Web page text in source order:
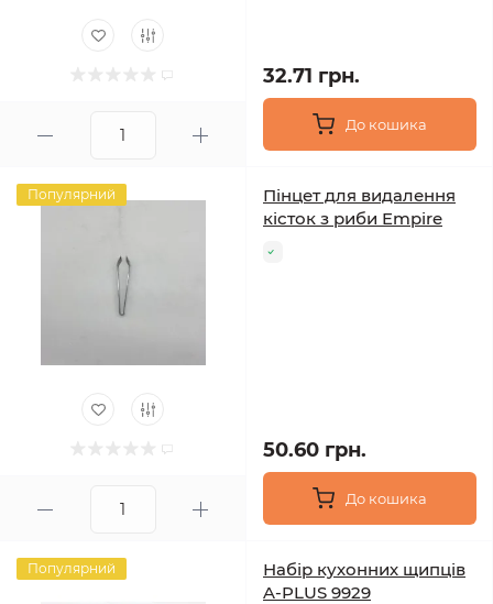
32.71 грн.
До кошика
Популярний
Пінцет для видалення
кісток з риби Empire
50.60 грн.
До кошика
Популярний
Набір кухонних щипців
A-PLUS 9929